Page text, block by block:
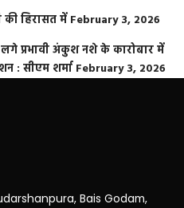
हिरासत में February 3, 2026
लगे प्रभावी अंकुश नशे के कारोबार में
: सीएम शर्मा February 3, 2026
Bais Godam,